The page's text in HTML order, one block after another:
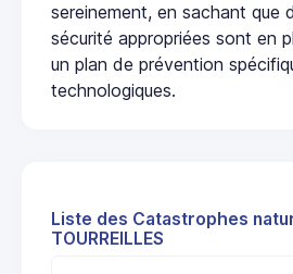
sereinement, en sachant que
sécurité appropriées sont en
un plan de prévention
technologiques.
Liste des Catastrophes
TOURREILLES